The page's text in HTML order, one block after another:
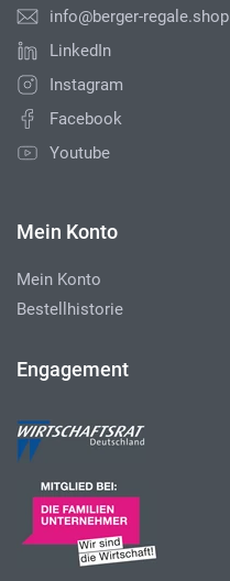
info@berger-regale.shop
LinkedIn
Instagram
Facebook
Youtube
Mein Konto
Mein Konto
Bestellhistorie
Engagement